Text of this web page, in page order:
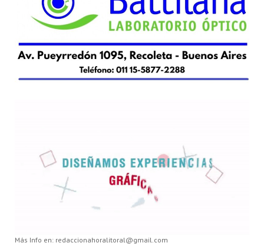
Más Info en: redaccionahoralitoral@gmail.com